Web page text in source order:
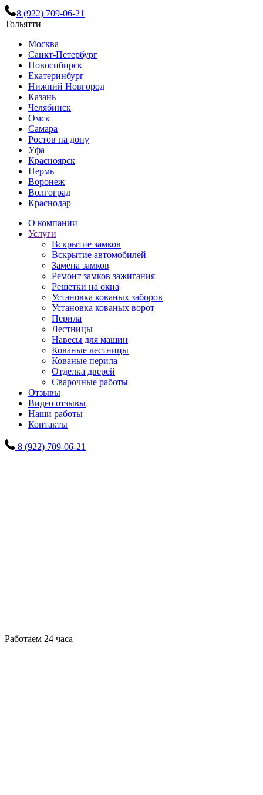
8 (922) 709-06-21
Тольятти
Москва
Санкт-Петербург
Новосибирск
Екатеринбург
Нижний Новгород
Казань
Челябинск
Омск
Самара
Ростов на дону
Уфа
Красноярск
Пермь
Воронеж
Волгоград
Краснодар
О компании
Услуги
Вскрытие замков
Вскрытие автомобилей
Замена замков
Ремонт замков зажигания
Решетки на окна
Установка кованых заборов
Установка кованых ворот
Перила
Лестницы
Навесы для машин
Кованые лестницы
Кованые перила
Отделка дверей
Сварочные работы
Отзывы
Видео отзывы
Наши работы
Контакты
8 (922) 709-06-21
Работаем 24 часа